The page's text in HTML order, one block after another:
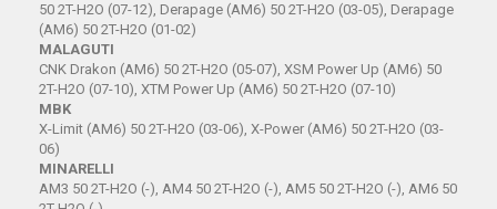
50 2T-H2O (07-12), Derapage (AM6) 50 2T-H2O (03-05), Derapage
(AM6) 50 2T-H2O (01-02)
MALAGUTI
CNK Drakon (AM6) 50 2T-H2O (05-07), XSM Power Up (AM6) 50
2T-H2O (07-10), XTM Power Up (AM6) 50 2T-H2O (07-10)
MBK
X-Limit (AM6) 50 2T-H2O (03-06), X-Power (AM6) 50 2T-H2O (03-
06)
MINARELLI
AM3 50 2T-H2O (-), AM4 50 2T-H2O (-), AM5 50 2T-H2O (-), AM6 50